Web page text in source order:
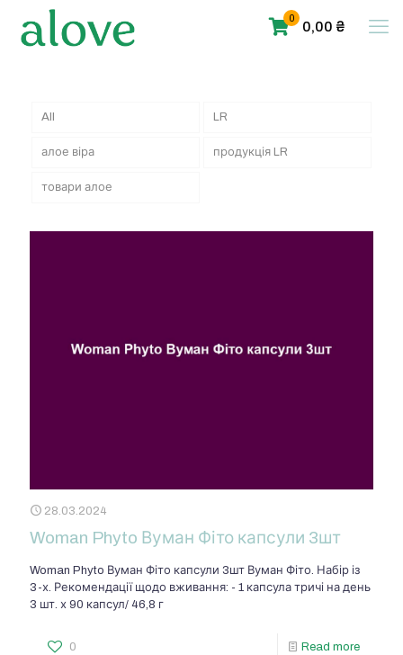
0
0,00 ₴
All LR
алое віра продукція LR
товари алое
28.03.2024
Woman Phyto Вуман Фіто капсули 3шт
Woman Phyto Вуман Фіто капсули 3шт Вуман Фіто. Набір із
3-х. Рекомендації щодо вживання: - 1 капсула тричі на день
3 шт. х 90 капсул/ 46,8 г
0 Read more